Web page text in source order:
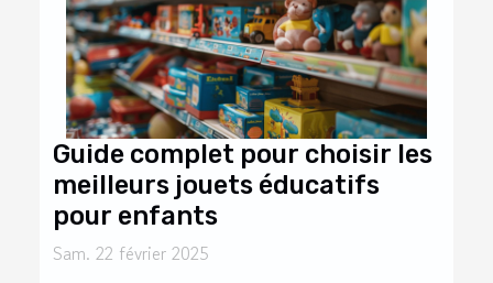
Guide complet pour choisir les
meilleurs jouets éducatifs
pour enfants
Sam. 22 février 2025